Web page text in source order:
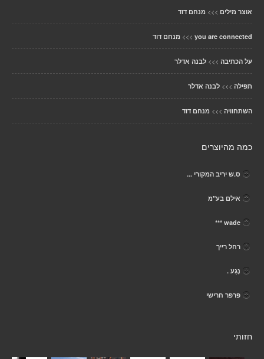
אוצר מילים >>> מנחם דוד
you are connected
>>> מנחם דוד
על הכתיבה >>> לבנה אדלר
תפילה >>> לבנה אדלר
השתחוויה >>> מנחם דוד
כמה מהיוצרים
ס.ש יריב המקורי ...
אילם בע"מ
wade ***
רחל רייך
נֶגַע .
פרפר חרישי
חזותי